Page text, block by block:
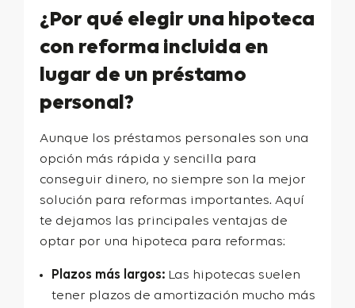
¿Por qué elegir una hipoteca
con reforma incluida en
lugar de un préstamo
personal?
Aunque los préstamos personales son una
opción más rápida y sencilla para
conseguir dinero, no siempre son la mejor
solución para reformas importantes. Aquí
te dejamos las principales ventajas de
optar por una hipoteca para reformas:
Plazos más largos: Las hipotecas suelen
tener plazos de amortización mucho más